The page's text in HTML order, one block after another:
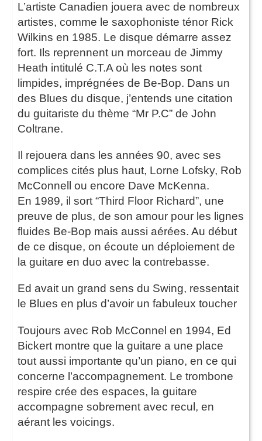
L’artiste Canadien jouera avec de nombreux
artistes, comme le saxophoniste ténor Rick
Wilkins en 1985. Le disque démarre assez
fort. Ils reprennent un morceau de Jimmy
Heath intitulé C.T.A où les notes sont
limpides, imprégnées de Be-Bop. Dans un
des Blues du disque, j’entends une citation
du guitariste du thème “Mr P.C” de John
Coltrane.
Il rejouera dans les années 90, avec ses
complices cités plus haut, Lorne Lofsky, Rob
McConnell ou encore Dave McKenna.
En 1989, il sort “Third Floor Richard”, une
preuve de plus, de son amour pour les lignes
fluides Be-Bop mais aussi aérées. Au début
de ce disque, on écoute un déploiement de
la guitare en duo avec la contrebasse.
Ed avait un grand sens du Swing, ressentait
le Blues en plus d’avoir un fabuleux toucher
Toujours avec Rob McConnel en 1994, Ed
Bickert montre que la guitare a une place
tout aussi importante qu’un piano, en ce qui
concerne l’accompagnement. Le trombone
respire crée des espaces, la guitare
accompagne sobrement avec recul, en
aérant les voicings.